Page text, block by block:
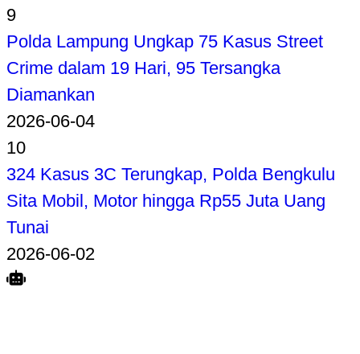
9
Polda Lampung Ungkap 75 Kasus Street
Crime dalam 19 Hari, 95 Tersangka
Diamankan
2026-06-04
10
324 Kasus 3C Terungkap, Polda Bengkulu
Sita Mobil, Motor hingga Rp55 Juta Uang
Tunai
2026-06-02